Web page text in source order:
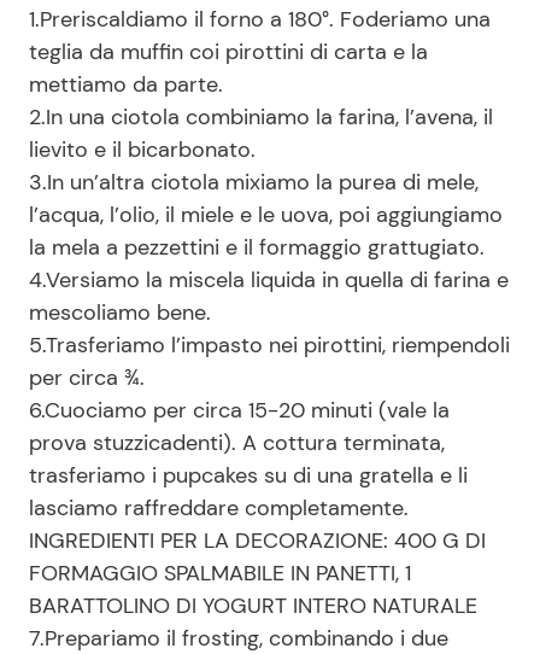
1.Preriscaldiamo il forno a 180°. Foderiamo una
teglia da muffin coi pirottini di carta e la
mettiamo da parte.
2.In una ciotola combiniamo la farina, l’avena, il
lievito e il bicarbonato.
3.In un’altra ciotola mixiamo la purea di mele,
l’acqua, l’olio, il miele e le uova, poi aggiungiamo
la mela a pezzettini e il formaggio grattugiato.
4.Versiamo la miscela liquida in quella di farina e
mescoliamo bene.
5.Trasferiamo l’impasto nei pirottini, riempendoli
per circa ¾.
6.Cuociamo per circa 15-20 minuti (vale la
prova stuzzicadenti). A cottura terminata,
trasferiamo i pupcakes su di una gratella e li
lasciamo raffreddare completamente.
INGREDIENTI PER LA DECORAZIONE: 400 G DI
FORMAGGIO SPALMABILE IN PANETTI, 1
BARATTOLINO DI YOGURT INTERO NATURALE
7.Prepariamo il frosting, combinando i due